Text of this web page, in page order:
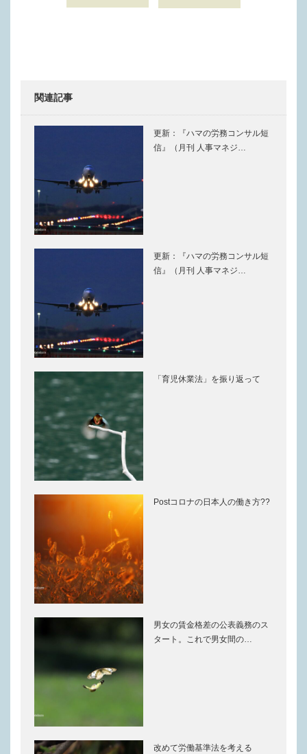
関連記事
更新：『ハマの労務コンサル短
信』（月刊 人事マネジ…
更新：『ハマの労務コンサル短
信』（月刊 人事マネジ…
「育児休業法」を振り返って
Postコロナの日本人の働き方??
男女の賃金格差の公表義務のス
タート。これで男女間の…
改めて労働基準法を考える